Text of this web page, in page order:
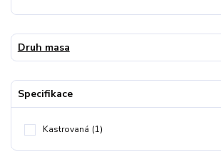
Druh masa
Specifikace
Kastrovaná (1)